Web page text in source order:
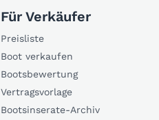
Für Verkäufer
Preisliste
Boot verkaufen
Bootsbewertung
Vertragsvorlage
Bootsinserate-Archiv